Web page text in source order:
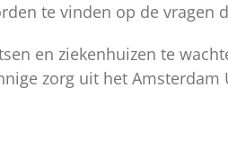
te vinden op de vragen
en ziekenhuizen te
zorg uit het